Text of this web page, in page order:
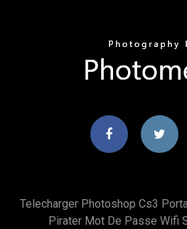
Telecharger Photoshop Cs3
Pirater Mot De Passe Wifi